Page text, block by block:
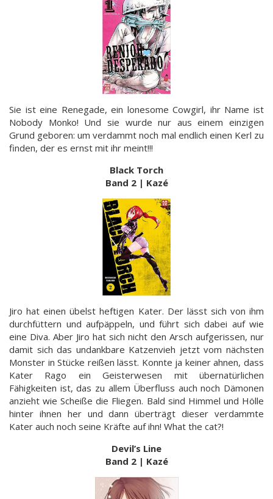
Sie ist eine Renegade, ein lonesome Cowgirl, ihr Name ist
Nobody Monko! Und sie wurde nur aus einem einzigen
Grund geboren: um verdammt noch mal endlich einen Kerl zu
finden, der es ernst mit ihr meint!!!
Black Torch
Band 2 | Kazé
Jiro hat einen übelst heftigen Kater. Der lässt sich von ihm
durchfüttern und aufpäppeln, und führt sich dabei auf wie
eine Diva. Aber Jiro hat sich nicht den Arsch aufgerissen, nur
damit sich das undankbare Katzenvieh jetzt vom nächsten
Monster in Stücke reißen lässt. Konnte ja keiner ahnen, dass
Kater Rago ein Geisterwesen mit übernatürlichen
Fähigkeiten ist, das zu allem Überfluss auch noch Dämonen
anzieht wie Scheiße die Fliegen. Bald sind Himmel und Hölle
hinter ihnen her und dann überträgt dieser verdammte
Kater auch noch seine Kräfte auf ihn! What the cat?!
Devil’s Line
Band 2 | Kazé